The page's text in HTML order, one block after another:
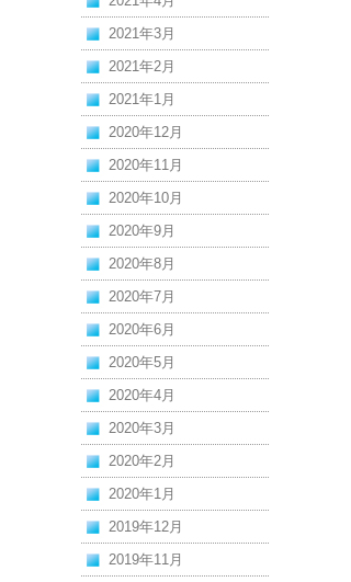
2021年3月
2021年2月
2021年1月
2020年12月
2020年11月
2020年10月
2020年9月
2020年8月
2020年7月
2020年6月
2020年5月
2020年4月
2020年3月
2020年2月
2020年1月
2019年12月
2019年11月